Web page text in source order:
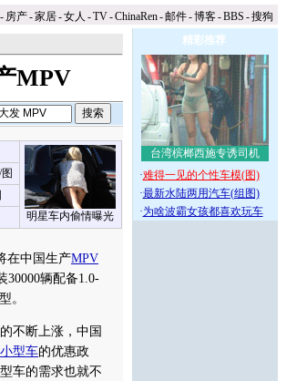
- 房产-家居-女人 -TV-ChinaRen-邮件-博客-BBS -搜狗
MPV
明星车内偷情曝光
在中国生产MPV
30000辆配备1.0-
。
断上涨，中国
小型车的优惠政
车的需求也就不
精彩推荐
台湾槟榔西施专诱司机
·难得一见的个性车模(图)
·最新水陆两用汽车(组图)
·为啥波霸女孩都喜欢玩车